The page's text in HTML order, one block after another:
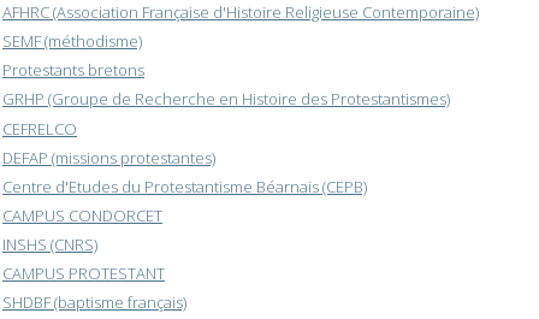
AFHRC (Association Française d'Histoire Religieuse Contemporaine)
SEMF (méthodisme)
Protestants bretons
GRHP (Groupe de Recherche en Histoire des Protestantismes)
CEFRELCO
DEFAP (missions protestantes)
Centre d'Etudes du Protestantisme Béarnais (CEPB)
CAMPUS CONDORCET
INSHS (CNRS)
CAMPUS PROTESTANT
SHDBF (baptisme français)